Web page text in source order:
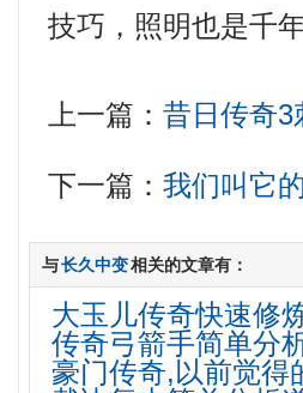
技巧，照明也是千年
上一篇：昔日传奇3
下一篇：我们叫它
与长久中变相关的文章有：
大玉儿传奇快速修
传奇弓箭手简单分
豪门传奇,以前觉得